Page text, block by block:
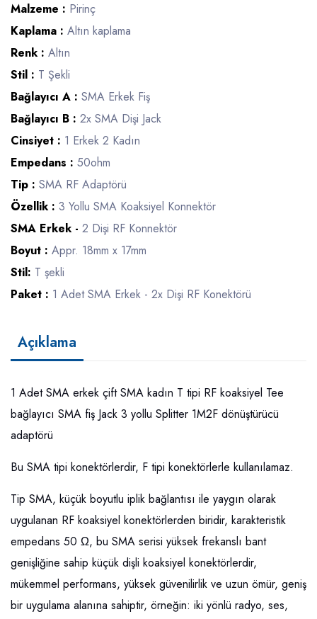
Malzeme : Pirinç
Kaplama : Altın kaplama
Renk : Altın
Stil : T Şekli
Bağlayıcı A : SMA Erkek Fiş
Bağlayıcı B : 2x SMA Dişi Jack
Cinsiyet : 1 Erkek 2 Kadın
Empedans : 50ohm
Tip : SMA RF Adaptörü
Özellik : 3 Yollu SMA Koaksiyel Konnektör
SMA Erkek - 2 Dişi RF Konnektör
Boyut : Appr. 18mm x 17mm
Stil: T şekli
Paket : 1 Adet SMA Erkek - 2x Dişi RF Konektörü
Açıklama
1 Adet SMA erkek çift SMA kadın T tipi RF koaksiyel Tee
bağlayıcı SMA fiş Jack 3 yollu Splitter 1M2F dönüştürücü
adaptörü
Bu SMA tipi konektörlerdir, F tipi konektörlerle kullanılamaz.
Tip SMA, küçük boyutlu iplik bağlantısı ile yaygın olarak
uygulanan RF koaksiyel konektörlerden biridir, karakteristik
empedans 50 Ω, bu SMA serisi yüksek frekanslı bant
genişliğine sahip küçük dişli koaksiyel konektörlerdir,
mükemmel performans, yüksek güvenilirlik ve uzun ömür, geniş
bir uygulama alanına sahiptir, örneğin: iki yönlü radyo, ses,